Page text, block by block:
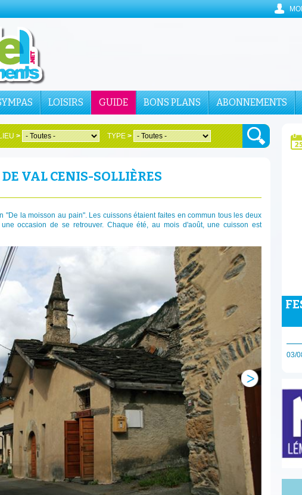
LOISIRS GUIDE BONS PLANS ABONNEMENTS
> TYPE>
VAL CENIS-SOLLIÈRES
"De la moisson au pain". Les cuissons étaient faites en commun tous les deux
occasion de se retrouver. Chaque été, au mois d'août, une cuisson est
03/